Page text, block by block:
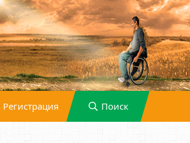
Регистрация Поиск